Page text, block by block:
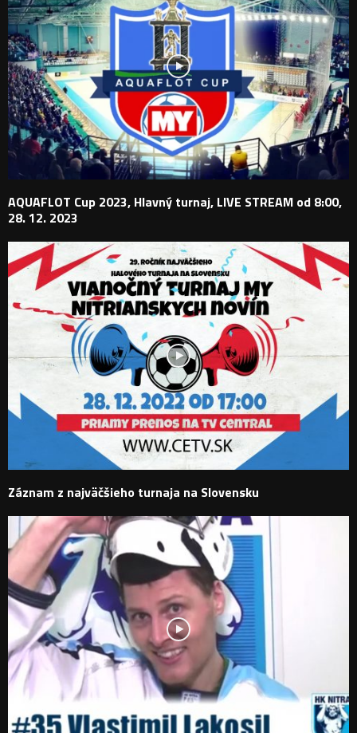
AQUAFLOT Cup 2023, Hlavný turnaj, LIVE STREAM od 8:00,
28. 12. 2023
Záznam z najväčšieho turnaja na Slovensku